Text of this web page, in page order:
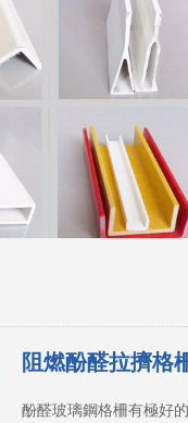
阻燃酚醛拉擠格
酚醛玻璃鋼格柵有極好